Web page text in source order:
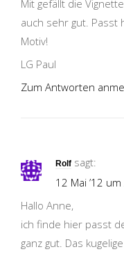
Mit gefällt die
auch sehr gut. Passt
Motiv!
LG Paul
Zum Antworten
Rolf sagt:
12 Mai ’12
Hallo Anne,
ich finde hier passt
ganz gut. Das